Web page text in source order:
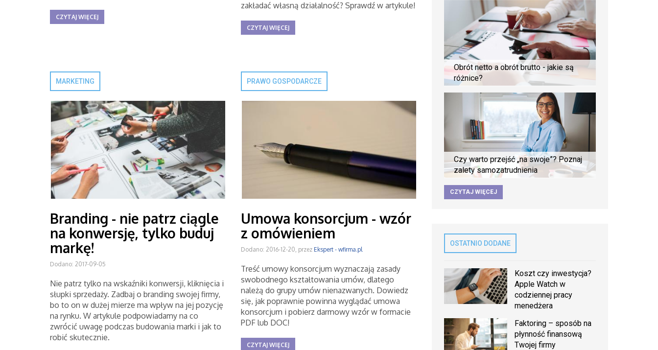
CZYTAJ WIĘCEJ
zakładać własną działalność? Sprawdź w artykule!
CZYTAJ WIĘCEJ
MARKETING
Branding - nie patrz ciągle
na konwersję, tylko buduj
markę!
Dodano: 2017-09-05
Nie patrz tylko na wskaźniki konwersji, kliknięcia i
słupki sprzedaży. Zadbaj o branding swojej firmy,
bo to on w dużej mierze ma wpływ na jej pozycję
na rynku. W artykule podpowiadamy na co
zwrócić uwagę podczas budowania marki i jak to
robić skutecznie.
PRAWO GOSPODARCZE
Umowa konsorcjum - wzór
z omówieniem
Dodano: 2016-12-20, przez Ekspert - wfirma.pl
Treść umowy konsorcjum wyznaczają zasady
swobodnego kształtowania umów, dlatego
należą do grupy umów nienazwanych. Dowiedz
się, jak poprawnie powinna wyglądać umowa
konsorcjum i pobierz darmowy wzór w formacie
PDF lub DOC!
CZYTAJ WIĘCEJ
Obrót netto a obrót brutto - jakie są
różnice?
Czy warto przejść „na swoje”? Poznaj
zalety samozatrudnienia
CZYTAJ WIĘCEJ
OSTATNIO DODANE
Koszt czy inwestycja?
Apple Watch w
codziennej pracy
menedżera
Faktoring – sposób na
płynność finansową
Twojej firmy